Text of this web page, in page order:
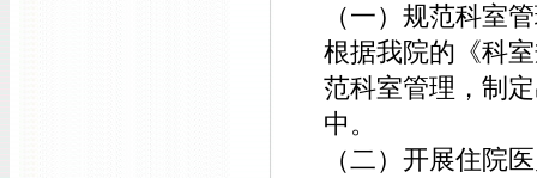
（一）规范科室
根据我院的《科
范科室管理，制
中。
（二）开展住院